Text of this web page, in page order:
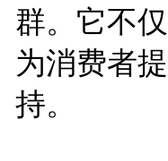
群。它不
为消费者
持。